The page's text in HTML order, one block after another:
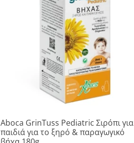
Aboca GrinTuss Pediatric Σιρόπι για
παιδιά για το ξηρό & παραγωγικό